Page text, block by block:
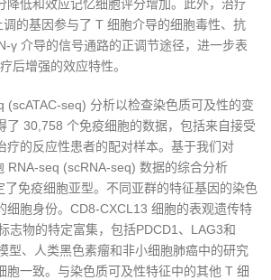
降低和效应记忆细胞评分增加。此外，治疗
的基因参与了 T 细胞介导的细胞毒性、抗
γ 介导的信号通路的正调节途径，进一步表
后增强的效应特性。
(scATAC-seq) 分析以检查染色质可及性的变
了 30,758 个免疫细胞的数据，包括来自接受
疗的反应性患者的配对样本。基于我们对
RNA-seq (scRNA-seq) 数据的综合分析
了免疫细胞亚型。不同亚群的特征基因的染色
细胞身份。CD8-CXCL13 细胞的表观遗传特
志物的特定富集，包括PDCD1、LAG3和
型、人类黑色素瘤和非小细胞肺癌中的研究
胞一致。与染色质可及性特征中的其他 T 细